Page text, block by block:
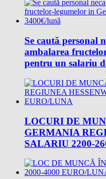
Se caută personal
ambalarea
pentru un salariu
LOCURI DE
GERMANIA
SALARIU 2200-